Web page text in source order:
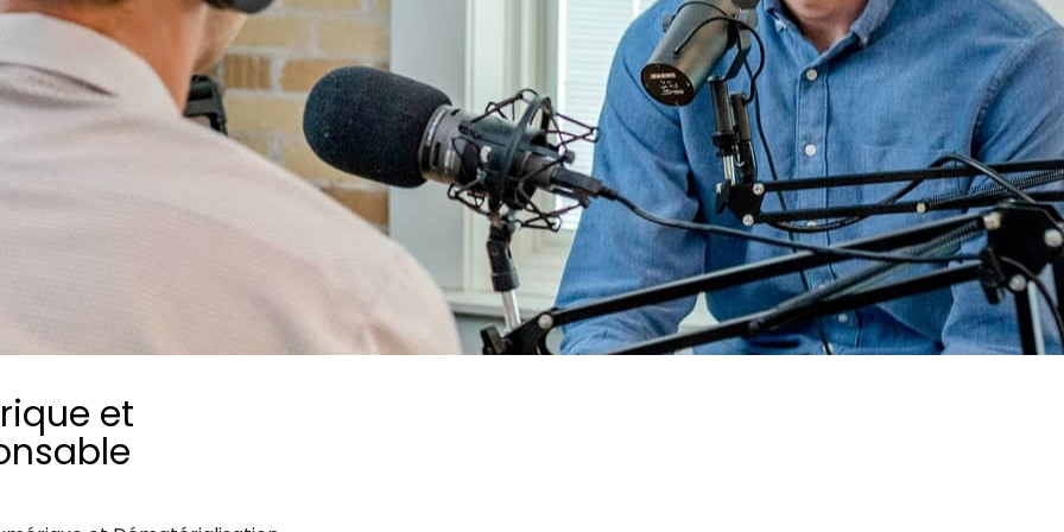
Consultez les informations relatives à
notre évaluation EcoVadis.
Consulter le rapport
et